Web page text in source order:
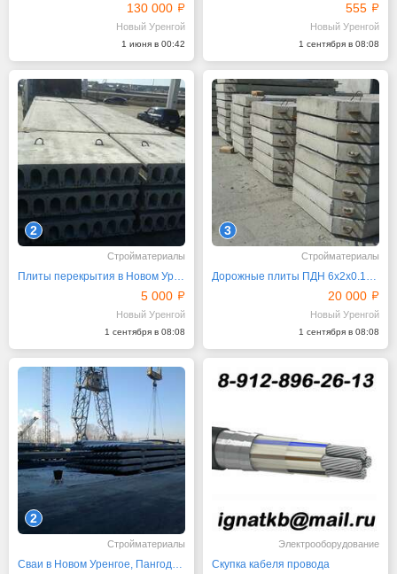
130 000
Новый Уренгой
1 июня в 00:42
555
Новый Уренгой
1 сентября в 08:08
2
Стройматериалы
Плиты перекрытия в Новом Уренгое, Тюмени, Надыме
5 000
Новый Уренгой
1 сентября в 08:08
3
Стройматериалы
Дорожные плиты ПДН 6х2х0.14 в Новом Уренгое, Пангодах
20 000
Новый Уренгой
1 сентября в 08:08
2
Стройматериалы
Сваи в Новом Уренгое, Пангодах, Надыме, Губкинском
Электрооборудование
Скупка кабеля провода